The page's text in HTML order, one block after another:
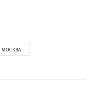
МОСКВА